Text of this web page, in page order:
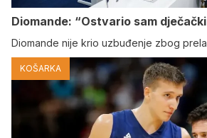
Diomande: “Ostvario sam
Diomande nije krio uzbuđenje zbog
KOŠARKA